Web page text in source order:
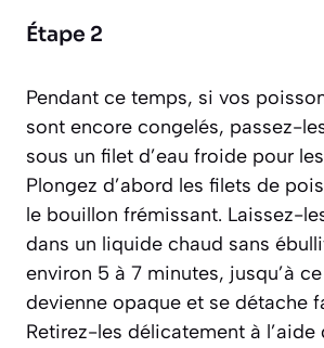
Étape 2
Pendant ce temps, si vos
sont encore congelés, passez-
sous un filet d’eau froide pour
Plongez d’abord les filets de
le bouillon frémissant. Laissez-
dans un liquide chaud sans
environ 5 à 7 minutes, jusqu’à
devienne opaque et se détache
Retirez-les délicatement à l’aide